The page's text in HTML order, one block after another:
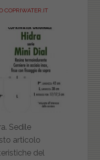
COPRIWATER.IT
Sedile
articolo
del